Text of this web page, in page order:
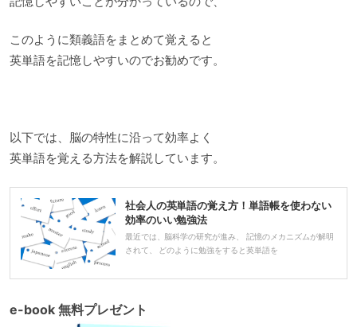
このように類義語をまとめて覚えると
英単語を記憶しやすいのでお勧めです。
以下では、脳の特性に沿って効率よく
英単語を覚える方法を解説しています。
社会人の英単語の覚え方！単語帳を使わない
効率のいい勉強法
最近では、脳科学の研究が進み、 記憶のメカニズムが解明
されて、 どのように勉強をすると英単語を
e-book 無料プレゼント